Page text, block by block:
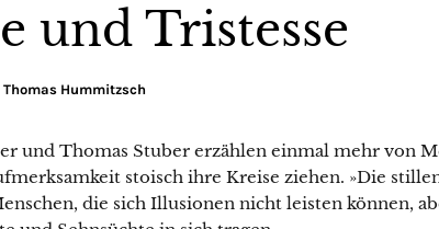
und Tristesse
Thomas Hummitzsch
und Thomas Stuber erzählen einmal mehr von
stoisch ihre Kreise ziehen. »Die
die sich Illusionen nicht leisten können,